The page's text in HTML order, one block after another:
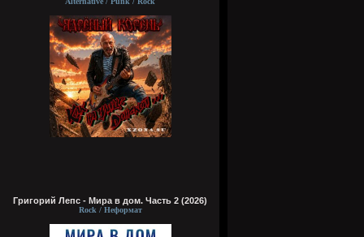
Григорий Лепс - Мира в дом. Часть 2 (2026)
Rock / Неформат